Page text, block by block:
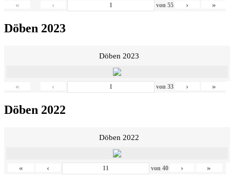
« ‹ von 55 › »
Döben 2023
Döben 2023
« ‹ von 33 › »
Döben 2022
Döben 2022
« ‹ von 40 › »